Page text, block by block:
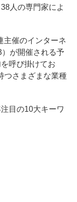
人の専門家によ
催のインターネ
が開催される予
呼び掛けてお
つさまざまな業種
目の10大キーワ